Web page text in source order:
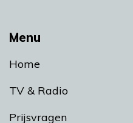
Menu
Home
TV & Radio
Prijsvragen